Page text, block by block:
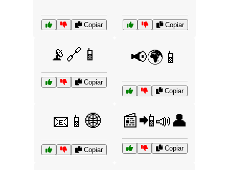
Copiar Copiar
📡🔗📱
Copiar
📢🌍📱
Copiar
📧📱🌐
Copiar
📰📲📣👤
Copiar